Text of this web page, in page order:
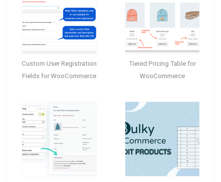
Custom User Registration
Fields for WooCommerce
Tiered Pricing Table for
WooCommerce